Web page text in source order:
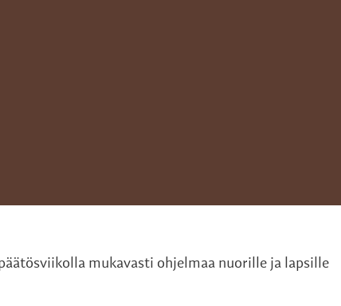
mukavasti ohjelmaa nuorille ja lapsille